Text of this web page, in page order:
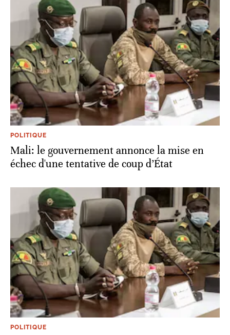
POLITIQUE
Mali: le gouvernement annonce la mise en
échec d'une tentative de coup d’État
POLITIQUE